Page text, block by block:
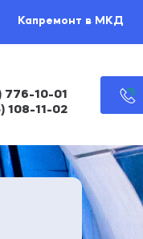
Капремонт в МКД
776-10-01
108-11-02